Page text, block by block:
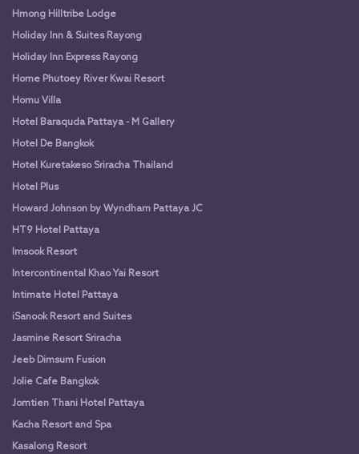
Hmong Hilltribe Lodge
Holiday Inn & Suites Rayong
Holiday Inn Express Rayong
Home Phutoey River Kwai Resort
Homu Villa
Hotel Baraquda Pattaya - M Gallery
Hotel De Bangkok
Hotel Kuretakeso Sriracha Thailand
Hotel Plus
Howard Johnson by Wyndham Pattaya JC
HT9 Hotel Pattaya
Imsook Resort
Intercontinental Khao Yai Resort
Intimate Hotel Pattaya
iSanook Resort and Suites
Jasmine Resort Sriracha
Jeeb Dimsum Fusion
Jolie Cafe Bangkok
Jomtien Thani Hotel Pattaya
Kacha Resort and Spa
Kasalong Resort